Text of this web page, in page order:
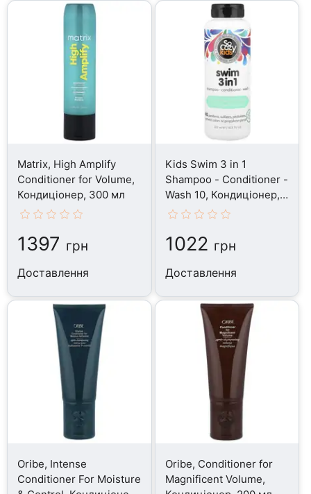
Matrix, High Amplify
Conditioner for Volume,
Кондиціонер, 300 мл
1397 грн
Доставлення
Kids Swim 3 in 1
Shampoo - Conditioner -
Wash 10, Кондиціонер,
311 мл
1022 грн
Доставлення
Oribe, Intense
Conditioner For Moisture
Oribe, Conditioner for
Magnificent Volume,